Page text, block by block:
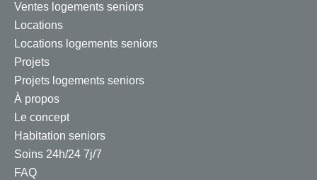
Ventes logements seniors
Locations
Locations logements seniors
Projets
Projets logements seniors
À propos
Le concept
Habitation seniors
Soins 24h/24 7j/7
FAQ